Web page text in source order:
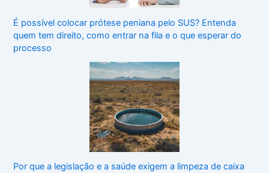
É possível colocar prótese peniana pelo SUS? Entenda
quem tem direito, como entrar na fila e o que esperar do
processo
Por que a legislação e a saúde exigem a limpeza de caixa